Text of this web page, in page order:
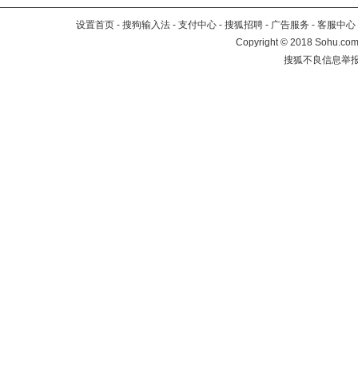
设置首页 - 搜狗输入法 - 支付中心 - 搜狐招聘 - 广告服务 - 客服中心
Copyright©2018
搜狐不良信息举